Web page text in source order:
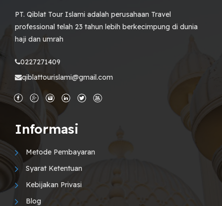
PT. Qiblat Tour Islami adalah perusahaan Travel
professional telah 23 tahun lebih berkecimpung di dunia
haji dan umrah
0227271409
qiblattourislami@gmail.com
Informasi
Metode Pembayaran
Syarat Ketentuan
Kebijakan Privasi
Blog